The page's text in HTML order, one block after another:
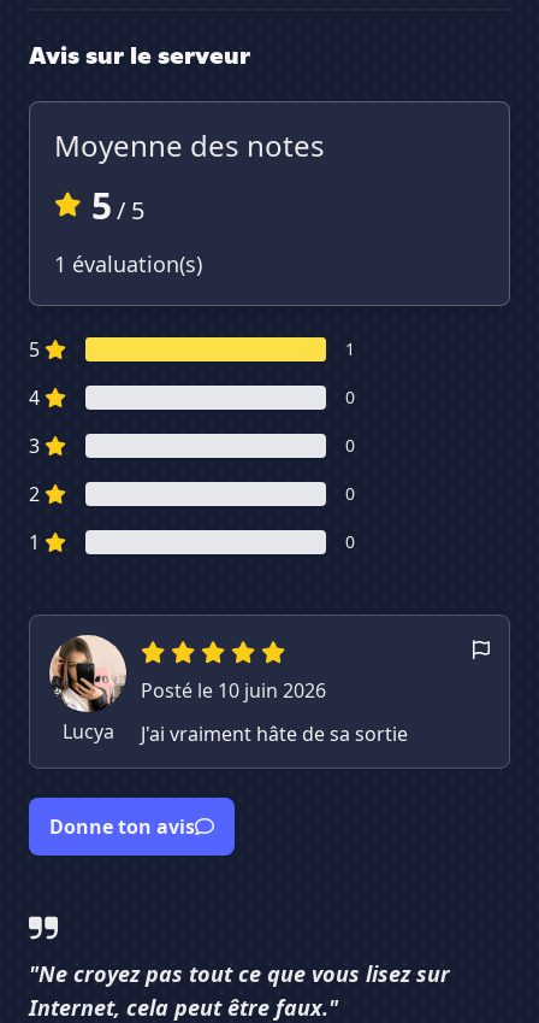
Avis sur le serveur
Moyenne des notes
5/ 5
1 évaluation(s)
5 1
4 0
3 0
2 0
1 0
Lucya
Posté le 10 juin 2026
J'ai vraiment hâte de sa sortie
Donne ton avis
"Ne croyez pas tout ce que vous lisez sur
Internet, cela peut être faux."